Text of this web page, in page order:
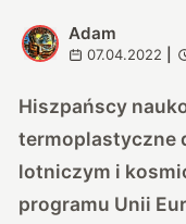
A
Adam
07.04.2022
Hiszpańscy
termoplastyczne
lotniczym i
programu Unii